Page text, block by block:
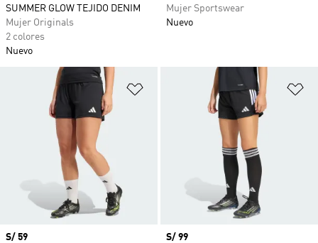
SUMMER GLOW TEJIDO DENIM
Mujer Originals
2 colores
Nuevo
Mujer Sportswear
Nuevo
Añadir a la lista de deseos
Precio
S/ 59
Precio
S/ 99